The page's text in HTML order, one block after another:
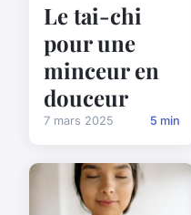
Le tai-chi
pour une
minceur en
douceur
7 mars 2025 5 min